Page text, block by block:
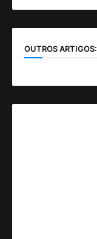
OUTROS ARTIGOS: